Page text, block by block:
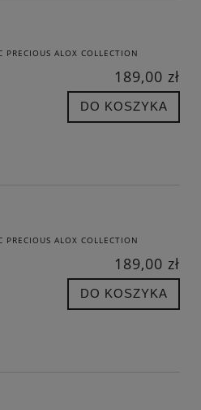
PRECIOUS ALOX COLLECTION
189,00 zł
DO KOSZYKA
PRECIOUS ALOX COLLECTION
189,00 zł
DO KOSZYKA